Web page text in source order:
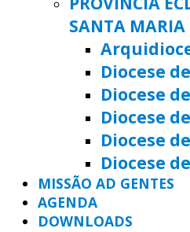
SANTA MARIA
Diocese
Diocese
Diocese
Diocese
Diocese
MISSÃO AD GENTES
AGENDA
DOWNLOADS